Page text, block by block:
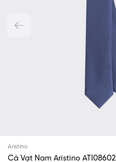
Aristino
Cà Vạt Nam Aristino ATI08602